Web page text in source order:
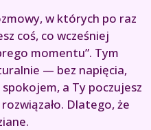
w których po raz
coś, co wcześniej
momentu”. Tym
— bez napięcia,
a Ty poczujesz
Dlatego, że